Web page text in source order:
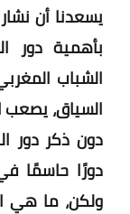
يسعدنا أن
بأهمية دور
الشباب
السياق،
دون ذكر دور
دورًا حاسمًا
ولكن، ما هي